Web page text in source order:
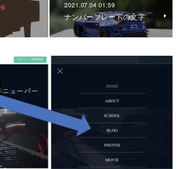
2021.07.04 01:59
ナンバープレートの文字